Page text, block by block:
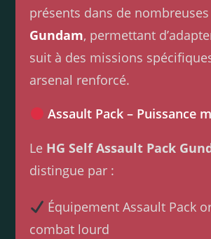
présents dans de
Gundam, permettant
suit à des missions
arsenal renforcé.
Assault Pack – Puissance
Le HG Self Assault Pack
distingue par :
Équipement Assault Pack
combat lourd